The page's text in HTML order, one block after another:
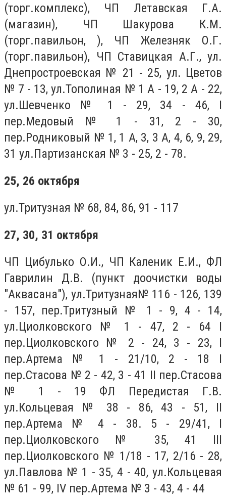
(торг.комплекс), ЧП Летавская Г.А.
(магазин), ЧП Шакурова К.М.
(торг.павильон, ), ЧП Железняк О.Г.
(торг.павильон), ЧП Ставицкая А.Г., ул.
Днепростроевская № 21 - 25, ул. Цветов
№ 7 - 13, ул.Тополиная № 1 А - 19, 2 А - 22,
ул.Шевченко № 1 - 29, 34 - 46, I
пер.Медовый № 1 - 31, 2 - 30,
пер.Родниковый № 1, 1 А, 3, 3 А, 4, 6, 9, 29,
31 ул.Партизанская № 3 - 25, 2 - 78.
25, 26 октября
ул.Тритузная № 68, 84, 86, 91 - 117
27, 30, 31 октября
ЧП Цибулько О.И., ЧП Каленик Е.И., ФЛ
Гаврилин Д.В. (пункт доочистки воды
"Аквасана"), ул.Тритузная№ 116 - 126, 139
- 157, пер.Тритузный № 1 - 9, 4 - 14,
ул.Циолковского № 1 - 47, 2 - 64 I
пер.Циолковского № 2 - 24, 3 - 23, I
пер.Артема № 1 - 21/10, 2 - 18 I
пер.Стасова № 2 - 42, 3 - 41 II пер.Стасова
№ 1 - 19 ФЛ Передистая Г.В.
ул.Кольцевая № 38 - 86, 43 - 51, II
пер.Артема № 4 - 38. 5 - 29/41, I
пер.Циолковского № 35, 41 III
пер.Циолковского № 1/18 - 17, 2/16 - 28,
ул.Павлова № 1 - 35, 4 - 40, ул.Кольцевая
№ 61 - 99, IV пер.Артема № 3 - 43, 4 - 44